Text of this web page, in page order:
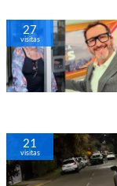
27
visitas
21
visitas